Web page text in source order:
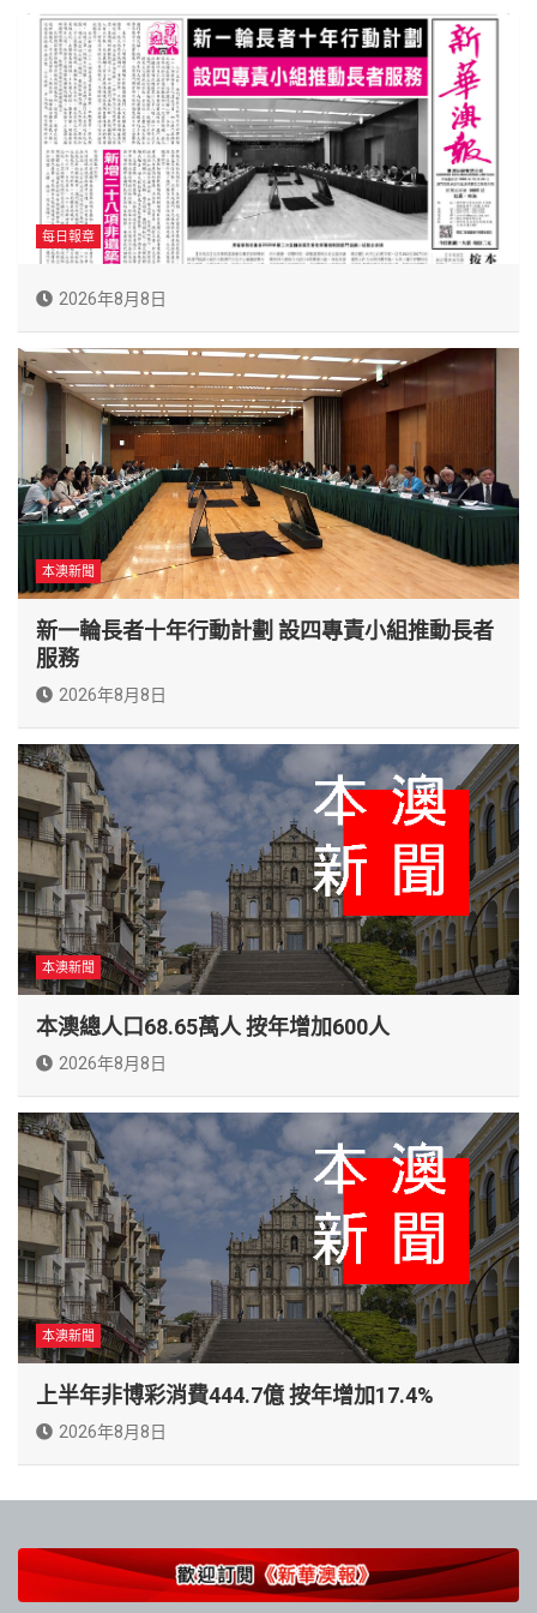
每日報章
2026年8月8日
本澳新聞
新一輪長者十年行動計劃 設四專責小組推動長者
服務
2026年8月8日
本澳新聞
本澳總人口68.65萬人 按年增加600人
2026年8月8日
本澳新聞
上半年非博彩消費444.7億 按年增加17.4%
2026年8月8日